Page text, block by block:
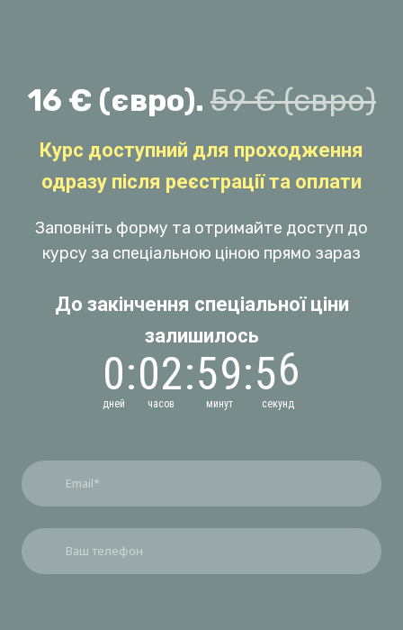
16 € (євро). 59 € (євро)
Курс доступний для проходження
одразу після реєстрації та оплати
Заповніть форму та отримайте доступ до
курсу за спеціальною ціною прямо зараз
До закінчення спеціальної ціни
залишилось
0
дней
:02
часов
:59
минут
:5
7
6
секунд